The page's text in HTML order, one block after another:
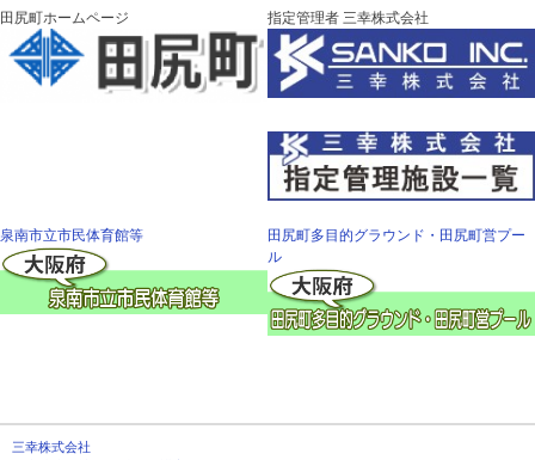
田尻町ホームページ 指定管理者 三幸株式会社